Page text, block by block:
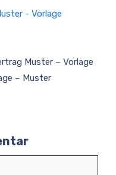
- Vorlage
Muster – Vorlage
– Muster